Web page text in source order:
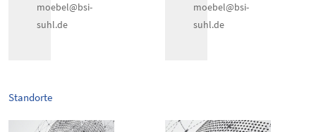
moebel@bsi-
suhl.de
moebel@bsi-
suhl.de
Standorte